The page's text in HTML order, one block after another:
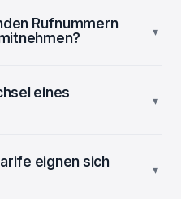
Rufnummern
▾
eines
▾
eignen sich
▾